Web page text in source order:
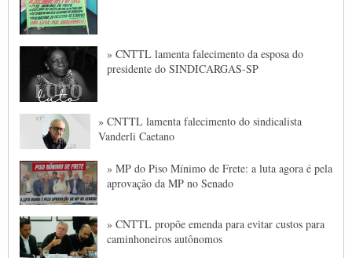
» CNTTL lamenta falecimento da esposa do
presidente do SINDICARGAS-SP
» CNTTL lamenta falecimento do sindicalista
Vanderli Caetano
» MP do Piso Mínimo de Frete: a luta agora é pela
aprovação da MP no Senado
» CNTTL propõe emenda para evitar custos para
caminhoneiros autônomos